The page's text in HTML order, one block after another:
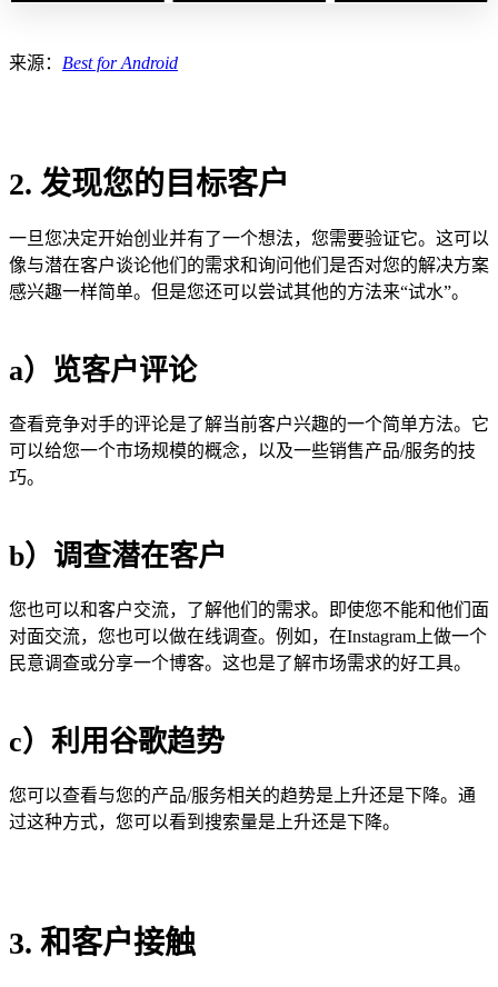
来源： Best for Android
2. 发现您的目标客户
一旦您决定开始创业并有了一个想法，您需要验证它。这可以
像与潜在客户谈论他们的需求和询问他们是否对您的解决方案
感兴趣一样简单。但是您还可以尝试其他的方法来“试水”。
a）览客户评论
查看竞争对手的评论是了解当前客户兴趣的一个简单方法。它
可以给您一个市场规模的概念，以及一些销售产品/服务的技
巧。
b）调查潜在客户
您也可以和客户交流，了解他们的需求。即使您不能和他们面
对面交流，您也可以做在线调查。例如，在Instagram上做一个
民意调查或分享一个博客。这也是了解市场需求的好工具。
c）利用谷歌趋势
您可以查看与您的产品/服务相关的趋势是上升还是下降。通
过这种方式，您可以看到搜索量是上升还是下降。
3. 和客户接触